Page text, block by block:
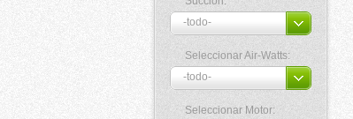
Seleccionar Air-Watts:
Seleccionar Motor: